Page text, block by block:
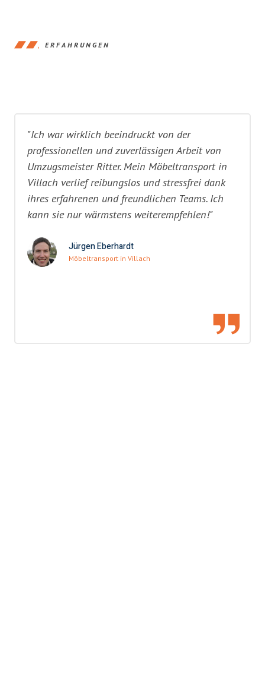
ERFAHRUNGEN
"Ich war wirklich beeindruckt von der
professionellen und zuverlässigen Arbeit von
Umzugsmeister Ritter. Mein Möbeltransport in
Villach verlief reibungslos und stressfrei dank
ihres erfahrenen und freundlichen Teams. Ich
kann sie nur wärmstens weiterempfehlen!"
Jürgen Eberhardt
Möbeltransport in Villach